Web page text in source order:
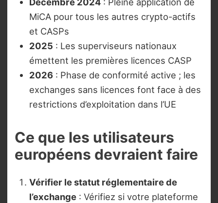
MiCA pour tous les autres crypto-actifs
et CASPs
2025 : Les superviseurs nationaux
émettent les premières licences CASP
2026 : Phase de conformité active ; les
exchanges sans licences font face à des
restrictions d’exploitation dans l’UE
Ce que les utilisateurs
européens devraient faire
Vérifier le statut réglementaire de
l’exchange : Vérifiez si votre plateforme